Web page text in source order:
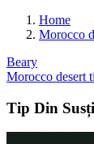
Home
Morocco
Beary
Morocco desert
Tip Din